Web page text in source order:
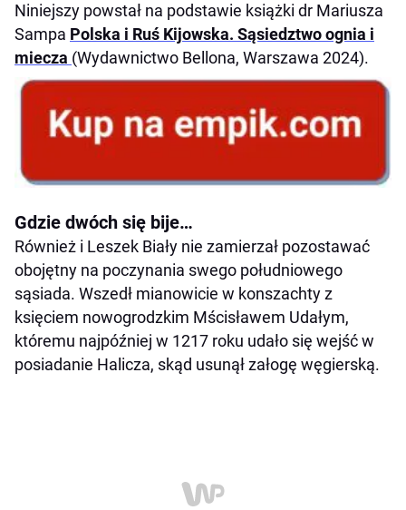
Niniejszy powstał na podstawie książki dr Mariusza
Sampa Polska i Ruś Kijowska. Sąsiedztwo ognia i
miecza (Wydawnictwo Bellona, Warszawa 2024).
Gdzie dwóch się bije…
Również i Leszek Biały nie zamierzał pozostawać
obojętny na poczynania swego południowego
sąsiada. Wszedł mianowicie w konszachty z
księciem nowogrodzkim Mścisławem Udałym,
któremu najpóźniej w 1217 roku udało się wejść w
posiadanie Halicza, skąd usunął załogę węgierską.